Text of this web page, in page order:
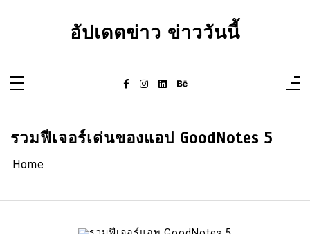
อัปเดตข่าว ข่าววันนี้
รวมฟีเจอร์เด่นของแอป GoodNotes 5
Home